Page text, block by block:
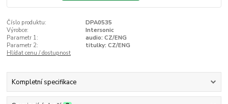
Číslo produktu:
DPA0535
Výrobce:
Intersonic
Parametr 1:
audio: CZ/ENG
Parametr 2:
titulky: CZ/ENG
Hlídat cenu / dostupnost
Kompletní specifikace